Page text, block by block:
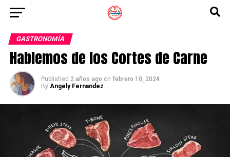
GASTRONOMÍA
Hablemos de los Cortes de Carne
Published 2 años ago on febrero 10, 2024
By Angely Fernandez